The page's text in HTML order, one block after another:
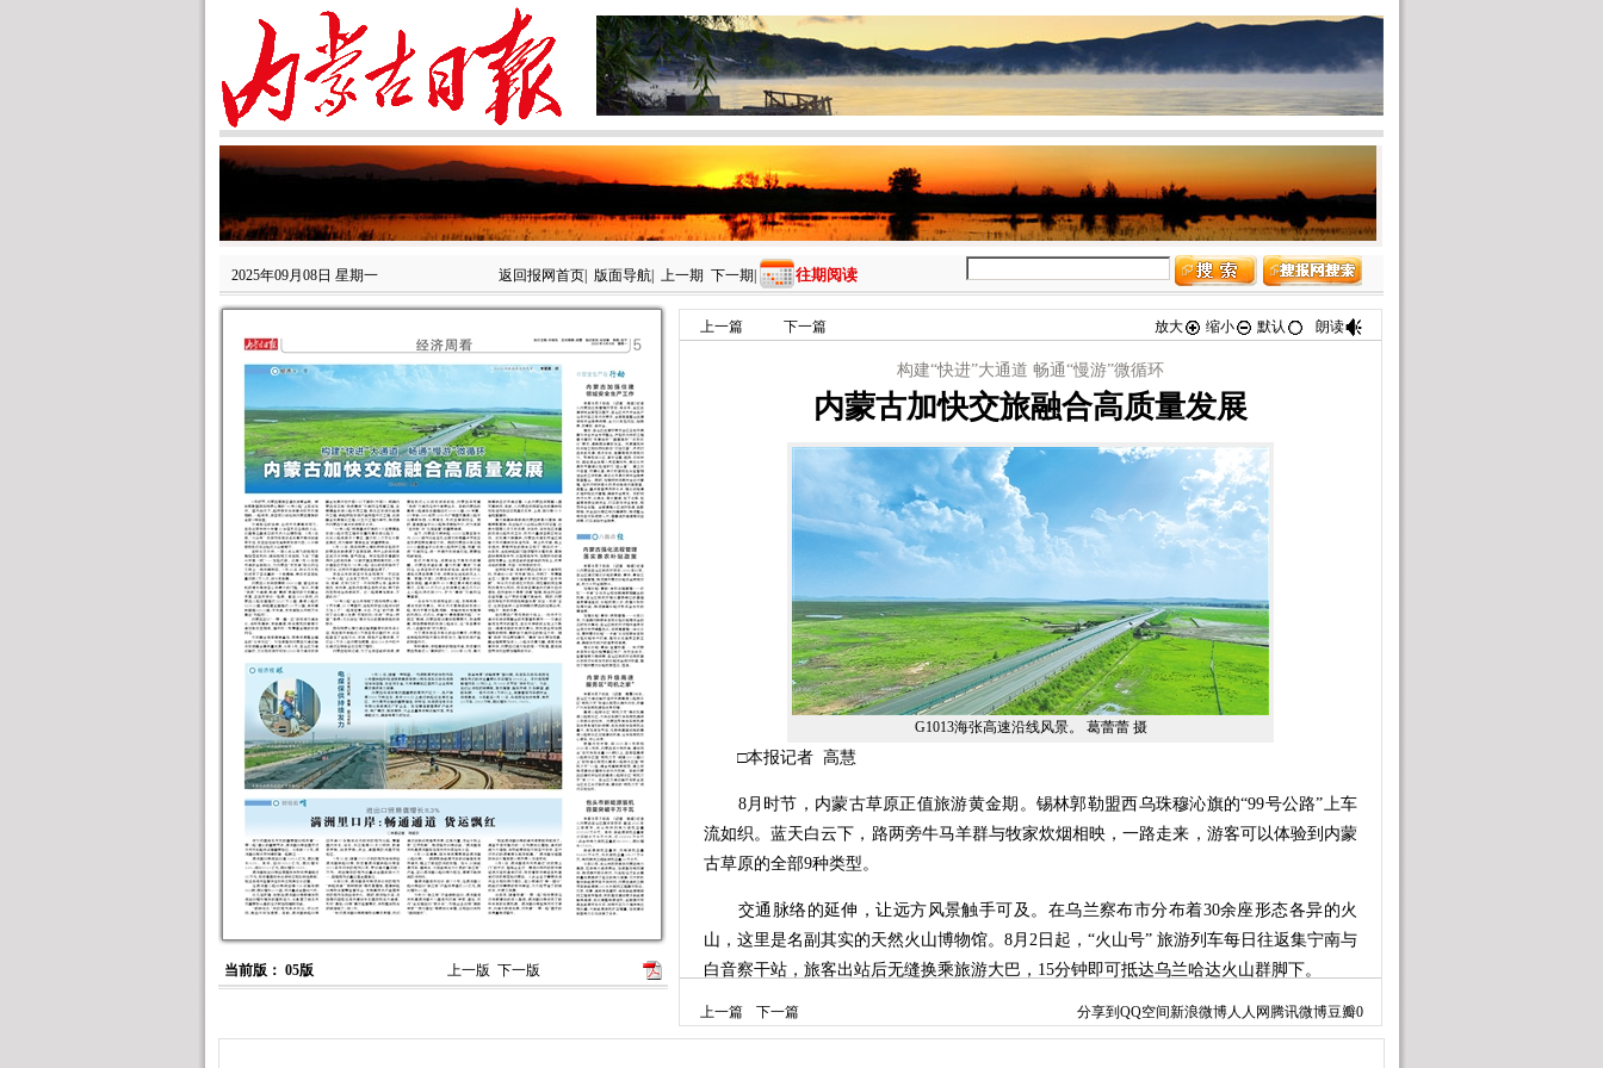
2025年09月08日 星期一 返回报网首页 版面导航 上一期 下一期 往期阅读
当前版： 05版 上一版 下一版
上一篇 下一篇 放大 缩小 默认 朗读
构建“快进”大通道 畅通“慢游”微循环
内蒙古加快交旅融合高质量发展
G1013海张高速沿线风景。 葛蕾蕾 摄
□本报记者 高慧
8月时节，内蒙古草原正值旅游黄金期。锡林郭勒盟西乌珠穆沁旗的“99号公路”上车
流如织。蓝天白云下，路两旁牛马羊群与牧家炊烟相映，一路走来，游客可以体验到内蒙
古草原的全部9种类型。
交通脉络的延伸，让远方风景触手可及。在乌兰察布市分布着30余座形态各异的火
山，这里是名副其实的天然火山博物馆。8月2日起，“火山号” 旅游列车每日往返集宁南与
白音察干站，旅客出站后无缝换乘旅游大巴，15分钟即可抵达乌兰哈达火山群脚下。
在呼伦贝尔市，一架从包头起飞的航班平稳降落在机场，随后航班又将启航，飞
上一篇 下一篇 分享到 QQ空间新浪微博人人网 腾讯微博豆瓣0